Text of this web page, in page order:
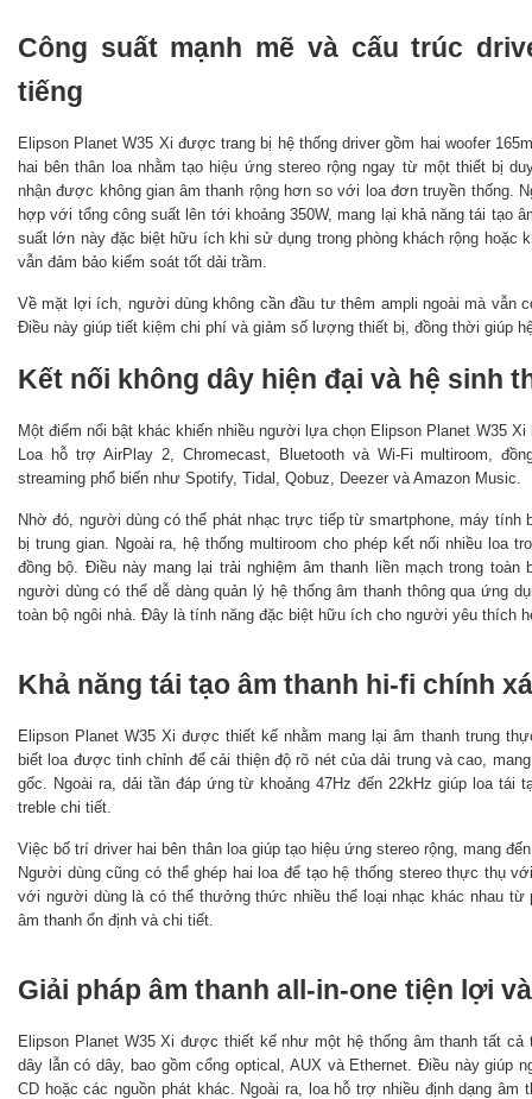
Công suất mạnh mẽ và cấu trúc
tiếng
Elipson Planet W35 Xi được trang bị hệ thống driver gồm hai woofer
hai bên thân loa nhằm tạo hiệu ứng stereo rộng ngay từ một thiết bị
nhận được không gian âm thanh rộng hơn so với loa đơn truyền thống.
hợp với tổng công suất lên tới khoảng 350W, mang lại khả năng tái tạo
suất lớn này đặc biệt hữu ích khi sử dụng trong phòng khách rộng hoặc
vẫn đảm bảo kiểm soát tốt dải trầm.
Về mặt lợi ích, người dùng không cần đầu tư thêm ampli ngoài mà vẫn
Điều này giúp tiết kiệm chi phí và giảm số lượng thiết bị, đồng thời giúp
Kết nối không dây hiện đại và hệ sinh
Một điểm nổi bật khác khiến nhiều người lựa chọn Elipson Planet W35
Loa hỗ trợ AirPlay 2, Chromecast, Bluetooth và Wi-Fi multiroom,
streaming phổ biến như Spotify, Tidal, Qobuz, Deezer và Amazon Music.
Nhờ đó, người dùng có thể phát nhạc trực tiếp từ smartphone, máy tính
bị trung gian. Ngoài ra, hệ thống multiroom cho phép kết nối nhiều loa
đồng bộ. Điều này mang lại trải nghiệm âm thanh liền mạch trong
người dùng có thể dễ dàng quản lý hệ thống âm thanh thông qua ứng
toàn bộ ngôi nhà. Đây là tính năng đặc biệt hữu ích cho người yêu thích
Khả năng tái tạo âm thanh hi-fi chính
Elipson Planet W35 Xi được thiết kế nhằm mang lại âm thanh trung
biết loa được tinh chỉnh để cải thiện độ rõ nét của dải trung và cao,
gốc. Ngoài ra, dải tần đáp ứng từ khoảng 47Hz đến 22kHz giúp loa tái
treble chi tiết.
Việc bố trí driver hai bên thân loa giúp tạo hiệu ứng stereo rộng, mang
Người dùng cũng có thể ghép hai loa để tạo hệ thống stereo thực thụ
với người dùng là có thể thưởng thức nhiều thể loại nhạc khác nhau
âm thanh ổn định và chi tiết.
Giải pháp âm thanh all-in-one tiện lợi
Elipson Planet W35 Xi được thiết kế như một hệ thống âm thanh tất
dây lẫn có dây, bao gồm cổng optical, AUX và Ethernet. Điều này giúp
CD hoặc các nguồn phát khác. Ngoài ra, loa hỗ trợ nhiều định dạng âm